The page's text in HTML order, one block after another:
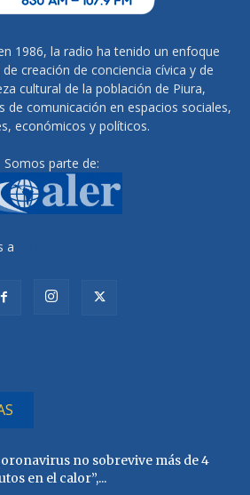
1986, la radio ha tenido un enfoque
creación de conciencia cívica y de
cultural de la población de Piura,
de comunicación en espacios sociales,
económicos y políticos.
Somos parte de:
a
no sobrevive más de 4
en el calor”,...